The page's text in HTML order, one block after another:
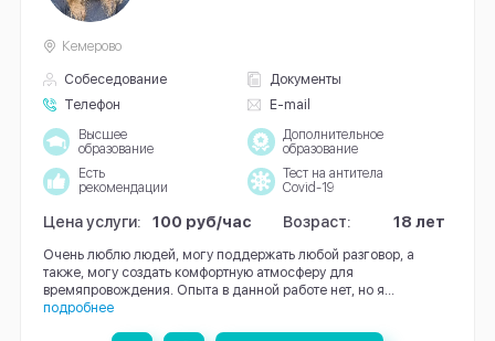
Собеседование
Документы
Телефон
E-mail
Кемерово
Высшее
образование
Дополнительное
образование
Есть
рекомендации
Тест на антитела
Covid-19
Цена услуги: 100 руб/час Возраст: 18 лет
Очень люблю людей, могу поддержать любой разговор, а
также, могу создать комфортную атмосферу для
времяпровождения. Опыта в данной работе нет, но я...
подробнее